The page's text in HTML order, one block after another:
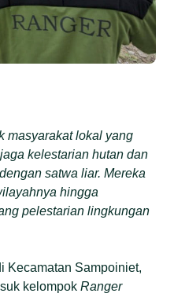
masyarakat lokal yang
kelestarian hutan dan
satwa liar. Mereka
hingga
pelestarian lingkungan
Kecamatan Sampoiniet,
kelompokRanger